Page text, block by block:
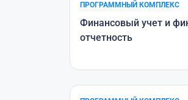
ПРОГРАММНЫЙ КОМПЛЕКС
Финансовый учет и
отчетность